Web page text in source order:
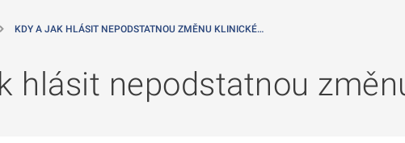
KDY A JAK HLÁSIT NEPODSTATNOU ZMĚNU KLINICKÉ…
hlásit nepodstatnou